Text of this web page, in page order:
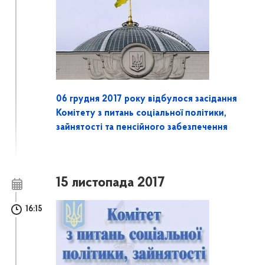
06 грудня 2017 року відбулося засідання
Комітету з питань соціальної політики,
зайнятості та пенсійного забезпечення
15 листопада 2017
16:15